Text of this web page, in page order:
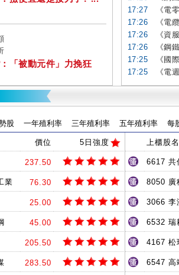
「被動元件」力挽狂
17:27
《電
17:26
《電
17:26
《資
17:26
《鋼
17:25
《國
17:25
《電
股 一年殖利率 三年殖利率 五年殖利率 每
價位 5日強度
237.50
業 76.30
25.00
45.00
205.50
283.50
上櫃股名
6617 共
8050 廣
3066 李
6532 瑞
4167 松
6547 高